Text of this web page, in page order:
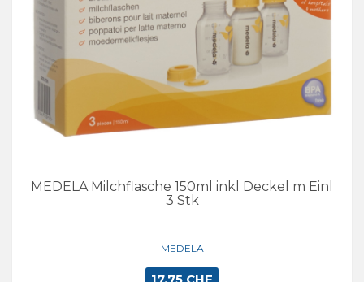
MEDELA Milchflasche 150ml inkl Deckel m Einl
3 Stk
MEDELA
17.75 CHF